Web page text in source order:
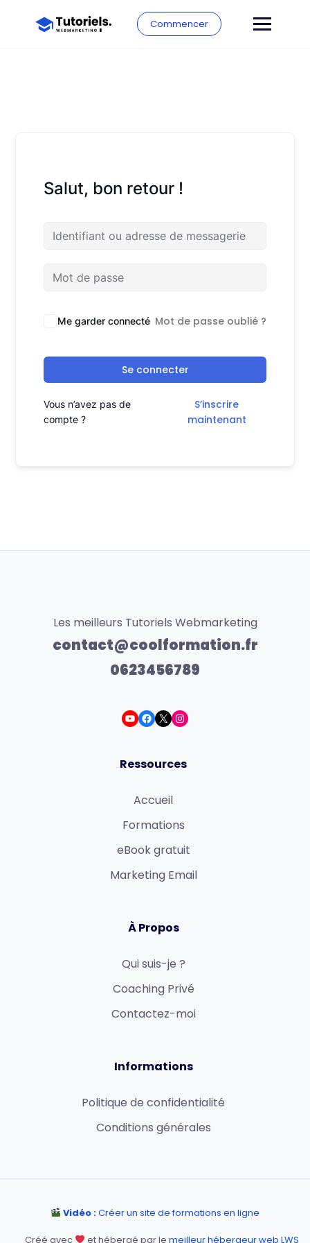
Commencer
Salut, bon retour !
Me garder connecté Mot de passe oublié ?
Se connecter
Vous n’avez pas de
compte ?
S’inscrire
maintenant
Les meilleurs Tutoriels Webmarketing
contact@coolformation.fr
0623456789
Ressources
Accueil
Formations
eBook gratuit
Marketing Email
À Propos
Qui suis-je ?
Coaching Privé
Contactez-moi
Informations
Politique de confidentialité
Conditions générales
Vidéo :Créer un site de formations en ligne
Créé avec et hébergé par le meilleur hébergeur web LWS